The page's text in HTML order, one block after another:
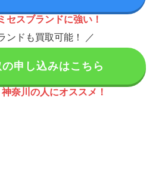
セスブランドに強い！
ンドも買取可能！ ／
申し込みはこちら
奈川の人にオススメ！